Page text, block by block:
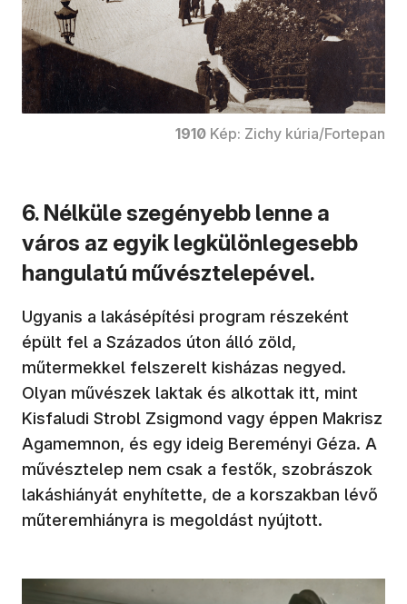
1910 Kép: Zichy kúria/Fortepan
6. Nélküle szegényebb lenne a
város az egyik legkülönlegesebb
hangulatú művésztelepével.
Ugyanis a lakásépítési program részeként
épült fel a Százados úton álló zöld,
műtermekkel felszerelt kisházas negyed.
Olyan művészek laktak és alkottak itt, mint
Kisfaludi Strobl Zsigmond vagy éppen Makrisz
Agamemnon, és egy ideig Bereményi Géza. A
művésztelep nem csak a festők, szobrászok
lakáshiányát enyhítette, de a korszakban lévő
műteremhiányra is megoldást nyújtott.